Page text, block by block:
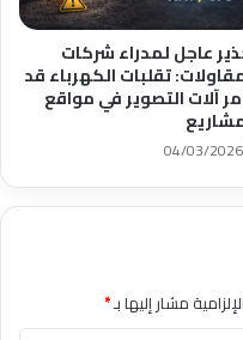
عاجل لمدراء شركات
تقلبات الكهرباء قد
آلات التصوير في مواقع
04/03/2026
مشار إليها بـ*